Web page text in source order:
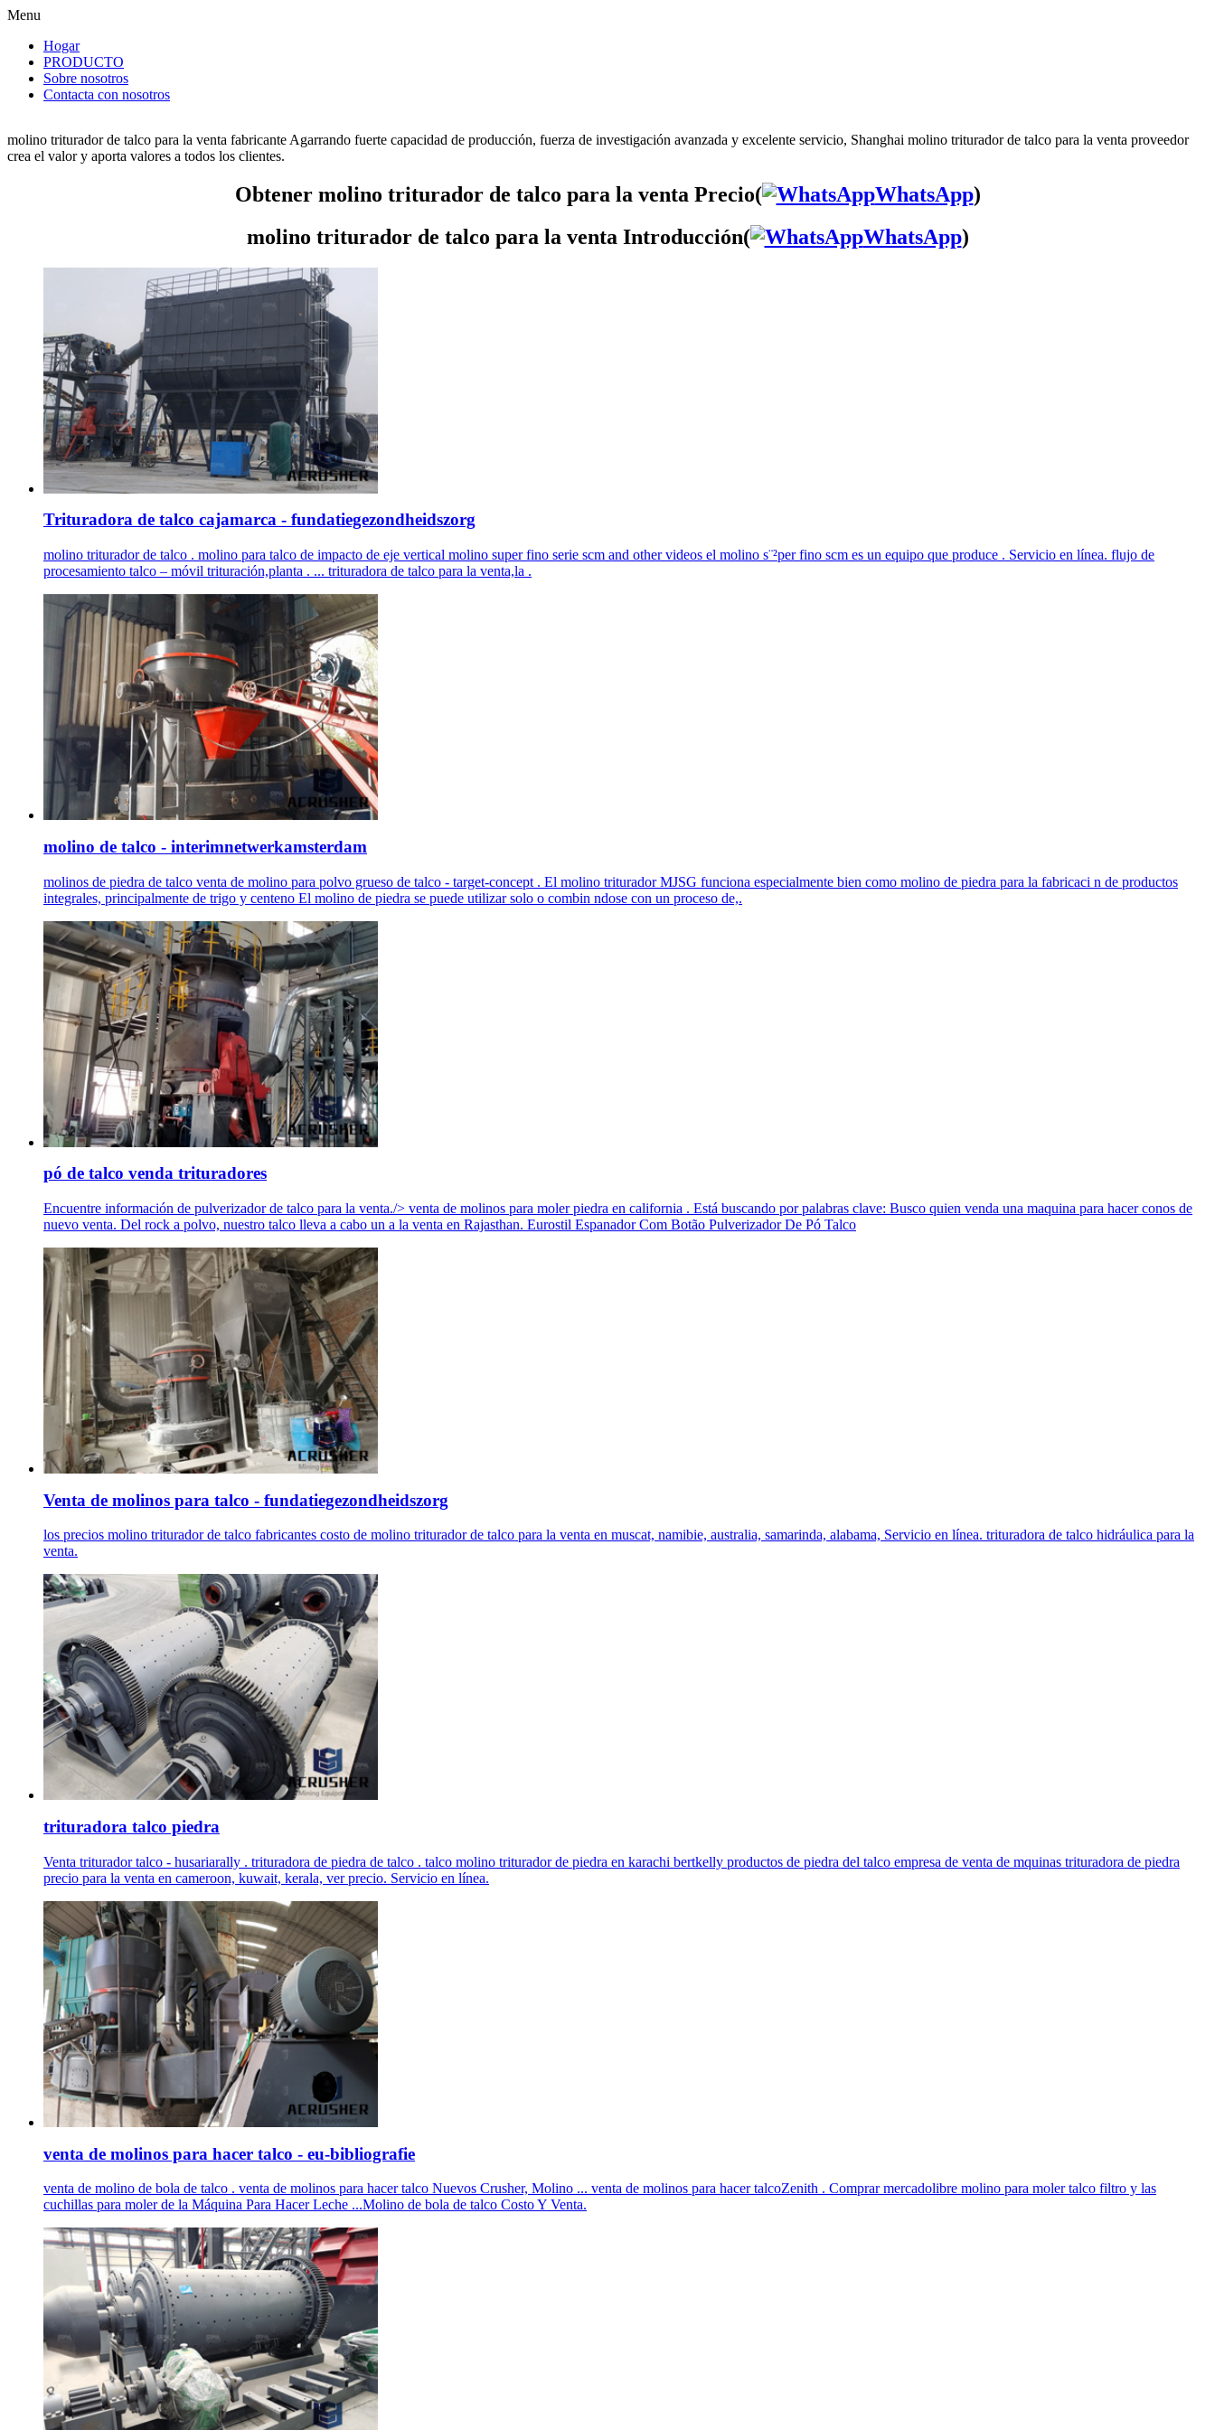
Menu
Hogar
PRODUCTO
Sobre nosotros
Contacta con nosotros
molino triturador de talco para la venta fabricante Agarrando fuerte capacidad de producción, fuerza de investigación avanzada y excelente servicio, Shanghai molino triturador de talco para la venta proveedor
crea el valor y aporta valores a todos los clientes.
Obtener molino triturador de talco para la venta Precio( WhatsApp)
molino triturador de talco para la venta Introducción(
WhatsApp)
Trituradora de talco cajamarca - fundatiegezondheidszorg
molino triturador de talco . molino para talco de impacto de eje vertical molino super fino serie scm and other videos el molino s¨²per fino scm es un equipo que produce . Servicio en línea. flujo de
procesamiento talco – móvil trituración,planta . ... trituradora de talco para la venta,la .
molino de talco - interimnetwerkamsterdam
molinos de piedra de talco venta de molino para polvo grueso de talco - target-concept . El molino triturador MJSG funciona especialmente bien como molino de piedra para la fabricaci n de productos
integrales, principalmente de trigo y centeno El molino de piedra se puede utilizar solo o combin ndose con un proceso de,.
pó de talco venda trituradores
Encuentre información de pulverizador de talco para la venta./> venta de molinos para moler piedra en california . Está buscando por palabras clave: Busco quien venda una maquina para hacer conos de
nuevo venta. Del rock a polvo, nuestro talco lleva a cabo un a la venta en Rajasthan. Eurostil Espanador Com Botão Pulverizador De Pó Talco
Venta de molinos para talco - fundatiegezondheidszorg
los precios molino triturador de talco fabricantes costo de molino triturador de talco para la venta en muscat, namibie, australia, samarinda, alabama, Servicio en línea. trituradora de talco hidráulica para la
venta.
trituradora talco piedra
Venta triturador talco - husariarally . trituradora de piedra de talco . talco molino triturador de piedra en karachi bertkelly productos de piedra del talco empresa de venta de mquinas trituradora de piedra
precio para la venta en cameroon, kuwait, kerala, ver precio. Servicio en línea.
venta de molinos para hacer talco - eu-bibliografie
venta de molino de bola de talco . venta de molinos para hacer talco Nuevos Crusher, Molino ... venta de molinos para hacer talcoZenith . Comprar mercadolibre molino para moler talco filtro y las
cuchillas para moler de la Máquina Para Hacer Leche ...Molino de bola de talco Costo Y Venta.